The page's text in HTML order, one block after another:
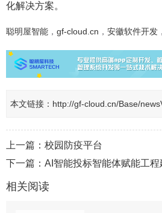
化解决方案。
聪明屋智能 ， gf-cloud.cn ， 安徽软件开发
本文链接： http://gf-cloud.cn/Base/
上一篇： 校园防疫平台
下一篇： AI智能投标智能体赋能工程建设：安徽万里公
相关阅读